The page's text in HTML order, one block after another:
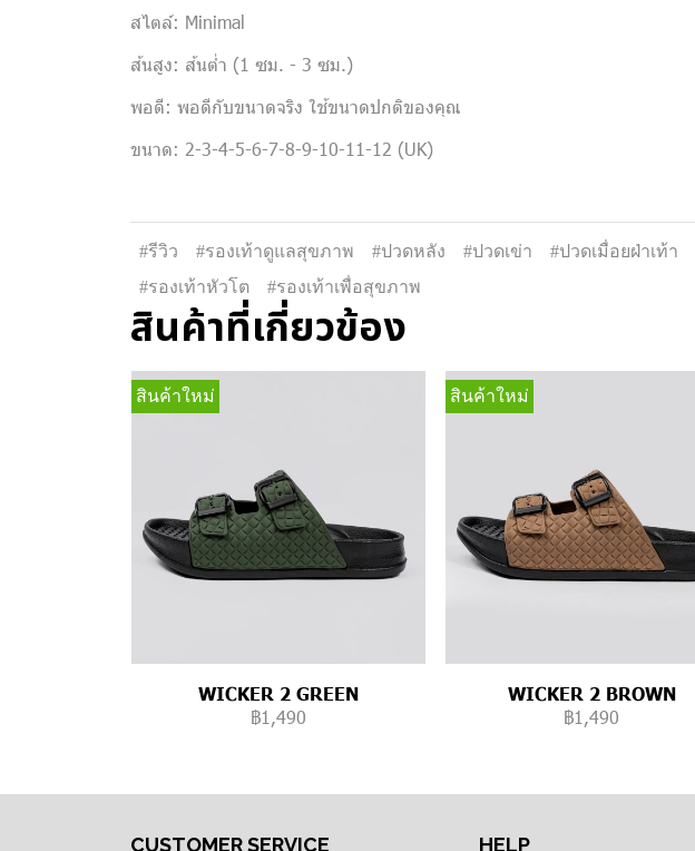
สไตล์: Minimal
ส้นสูง: ส้นต่ำ (1 ซม. - 3 ซม.)
พอดี: พอดีกับขนาดจริง ใช้ขนาดปกติของคุณ
ขนาด: 2-3-4-5-6-7-8-9-10-11-12 (UK)
#รีวิว #รองเท้าดูแลสุขภาพ #ปวดหลัง #ปวดเข่า #ปวดเมื่อยฝ่าเท้า
#รองเท้าหัวโต
#รองเท้าเพื่อสุขภาพ
สินค้าที่เกี่ยวข้อง
สินค้าใหม่
WICKER 2 GREEN
฿1,490
สินค้าใหม่
WICKER 2 BROWN
฿1,490
CUSTOMER SERVICE HELP